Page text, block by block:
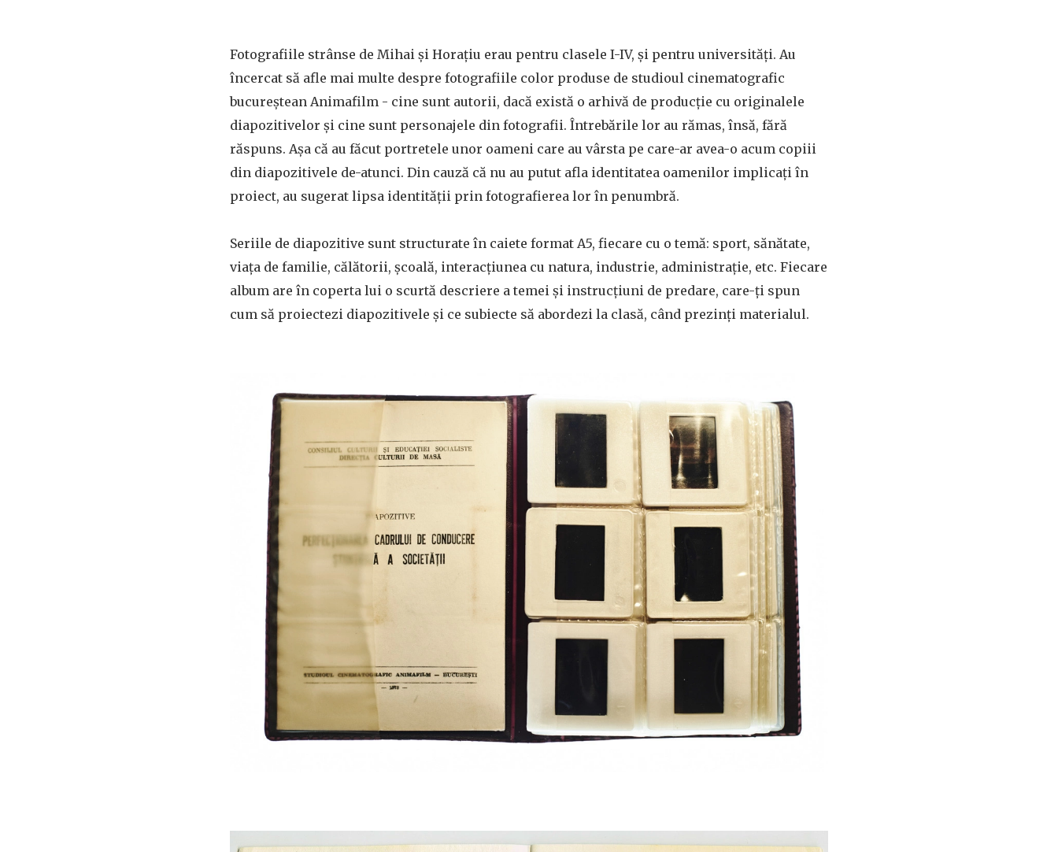
Fotografiile strânse de Mihai și Horațiu erau pentru clasele I-IV, și pentru universități. Au
încercat să afle mai multe despre fotografiile color produse de studioul cinematografic
bucureștean Animafilm - cine sunt autorii, dacă există o arhivă de producție cu originalele
diapozitivelor și cine sunt personajele din fotografii. Întrebările lor au rămas, însă, fără
răspuns. Așa că au făcut portretele unor oameni care au vârsta pe care-ar avea-o acum copiii
din diapozitivele de-atunci. Din cauză că nu au putut afla identitatea oamenilor implicați în
proiect, au sugerat lipsa identității prin fotografierea lor în penumbră.
Seriile de diapozitive sunt structurate în caiete format A5, fiecare cu o temă: sport, sănătate,
viața de familie, călătorii, școală, interacțiunea cu natura, industrie, administrație, etc. Fiecare
album are în coperta lui o scurtă descriere a temei și instrucțiuni de predare, care-ți spun
cum să proiectezi diapozitivele și ce subiecte să abordezi la clasă, când prezinți materialul.